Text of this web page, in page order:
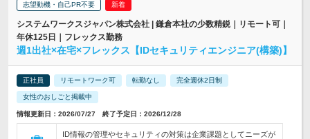
志望動機・自己PR不要
システムワークスジャパン株式会社 | 鎌倉本社の少数精鋭｜リモート可｜
年休125日｜フレックス勤務
週1出社×在宅×フレックス【IDセキュリティエンジニア(構築)】
正社員 リモートワーク可 転勤なし 完全週休2日制
女性のおしごと掲載中
情報更新日：2026/07/27 終了予定日：2026/12/28
ID情報の管理やセキュリティの対策は企業課題としてニーズが